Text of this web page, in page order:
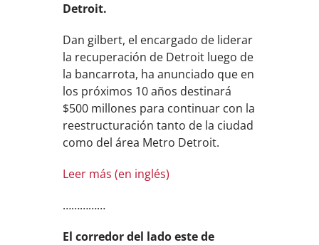
Detroit.
Dan gilbert, el encargado de liderar
la recuperación de Detroit luego de
la bancarrota, ha anunciado que en
los próximos 10 años destinará
$500 millones para continuar con la
reestructuración tanto de la ciudad
como del área Metro Detroit.
Leer más (en inglés)
……………
El corredor del lado este de